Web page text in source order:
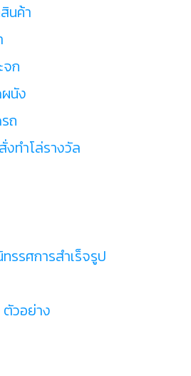
นค้า
จก
นัง
ถ
ทำโล่รางวัล
รศการสำเร็จรูป
ตัวอย่าง